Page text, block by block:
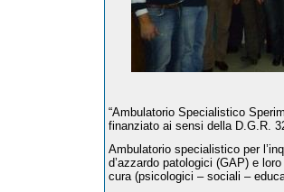
“Ambulatorio Specialistico
finanziato ai sensi della D.G.R.
Ambulatorio specialistico per
d’azzardo patologici (GAP) e
cura (psicologici – sociali –